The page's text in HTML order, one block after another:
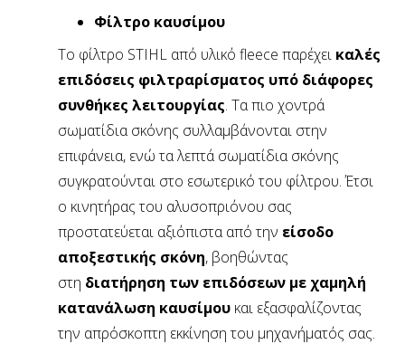
Φίλτρο καυσίμου
Το φίλτρο STIHL από υλικό fleece παρέχει καλές
επιδόσεις φιλτραρίσματος υπό διάφορες
συνθήκες λειτουργίας. Τα πιο χοντρά
σωματίδια σκόνης συλλαμβάνονται στην
επιφάνεια, ενώ τα λεπτά σωματίδια σκόνης
συγκρατούνται στο εσωτερικό του φίλτρου. Έτσι
ο κινητήρας του αλυσοπριόνου σας
προστατεύεται αξιόπιστα από την είσοδο
αποξεστικής σκόνη, βοηθώντας
στη διατήρηση των επιδόσεων με χαμηλή
κατανάλωση καυσίμου και εξασφαλίζοντας
την απρόσκοπτη εκκίνηση του μηχανήματός σας.